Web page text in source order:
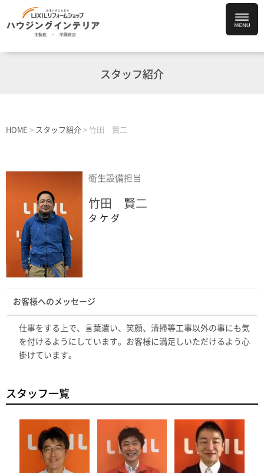
スタッフ紹介
HOME > スタッフ紹介 > 竹田 賢二
衛生設備担当
竹田 賢二
タケダ
お客様へのメッセージ
仕事をする上で、言葉遣い、笑顔、清掃等工事以外の事にも気
を付けるようにしています。お客様に満足しいただけるよう心
掛けています。
スタッフ一覧